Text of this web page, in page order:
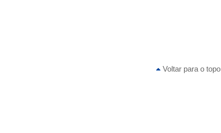
Voltar para o topo